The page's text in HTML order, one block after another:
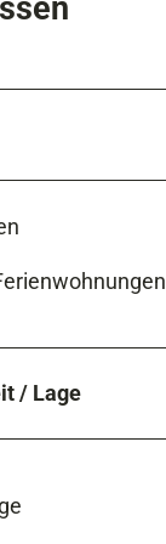
/ Lage